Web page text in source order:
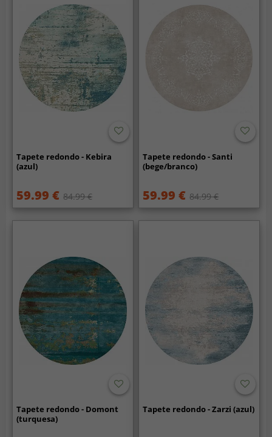
Tapete redondo - Kebira
(azul)
59.99 € 84.99 €
Tapete redondo - Santi
(bege/branco)
59.99 € 84.99 €
Tapete redondo - Domont
(turquesa)
Tapete redondo - Zarzi (azul)